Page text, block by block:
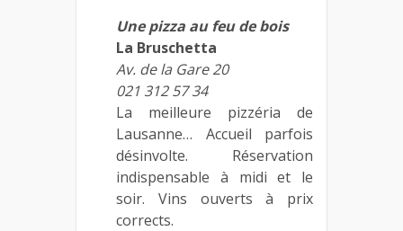
Une pizza au feu de bois
La Bruschetta
Av. de la Gare 20
021 312 57 34
La meilleure pizzéria de
Lausanne… Accueil parfois
désinvolte. Réservation
indispensable à midi et le
soir. Vins ouverts à prix
corrects.